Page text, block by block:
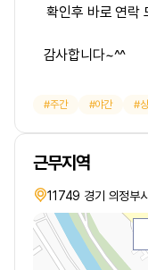
확인후 바로 연락
감사합니다~^^
주간 야간
근무지역
11749 경기 의정부